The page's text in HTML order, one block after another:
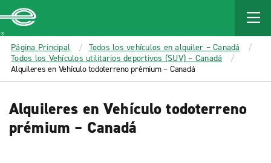
MAIN
CONTENT
Enterprise
Página Principal
Todos los vehículos en alquiler – Canadá
Todos los Vehículos utilitarios deportivos (SUV) – Canadá
Alquileres en Vehículo todoterreno prémium – Canadá
Alquileres en Vehículo todoterreno
prémium – Canadá